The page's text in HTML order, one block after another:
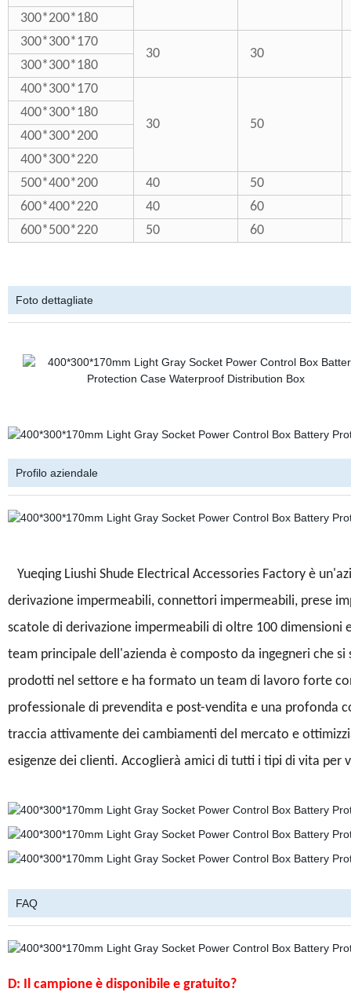
300*200*180
300*300*170
30 30
300*300*180
400*300*170
30 50
400*300*180
400*300*200
400*300*220
500*400*200
40
50
600*400*220
40
60
600*500*220
50 60
Foto dettagliate
Profilo aziendale
Yueqing Liushi Shude Electrical Accessories Factory è
derivazione impermeabili, connettori impermeabili, prese
scatole di derivazione impermeabili di oltre 100
team principale dell'azienda è composto da ingegneri che
prodotti nel settore e ha formato un team di lavoro forte
professionale di prevendita e post-vendita e una profonda
traccia attivamente dei cambiamenti del mercato e
esigenze dei clienti. Accoglierà amici di tutti i tipi di vita per
FAQ
D: Il campione è disponibile e gratuito?